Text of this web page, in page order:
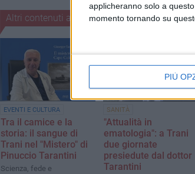
applicheranno solo a
momento tornando su
PIÙ
Altri contenuti a tema
EVENTI E CULTURA
Tra il camice e la
storia: il sangue di
Trani nel "Mistero" di
Pinuccio Tarantini
Scienza, fede e
SANITÀ
"Attualità in
ematologia": a Trani
due giornate
presiedute dal dottor
Tarantini